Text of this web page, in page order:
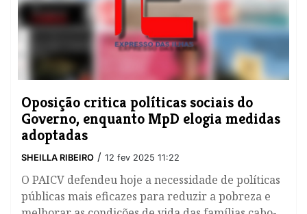
Oposição critica políticas sociais do
Governo, enquanto MpD elogia medidas
adoptadas
SHEILLA RIBEIRO / 12 fev 2025 11:22
O PAICV defendeu hoje a necessidade de políticas
públicas mais eficazes para reduzir a pobreza e